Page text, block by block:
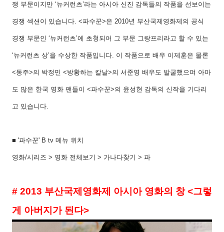
쟁 부문이지만 ‘뉴커런츠’라는 아시아 신진 감독들의 작품을 선보이는
경쟁 섹션이 있습니다. <파수꾼>은 2010년 부산국제영화제의 공식
경쟁 부문인 ‘뉴커런츠’에 초청되어 그 부문 그랑프리라고 할 수 있는
‘뉴커런츠 상’을 수상한 작품입니다. 이 작품으로 배우 이제훈은 물론
<동주>의 박정민 <방황하는 칼날>의 서준영 배우도 발굴했으며 아마
도 많은 한국 영화 팬들이 <파수꾼>의 윤성현 감독의 신작을 기다리
고 있습니다.
■ '파수꾼' B tv 메뉴 위치
영화/시리즈 > 영화 전체보기 > 가나다찾기 > 파
# 2013 부산국제영화제 아시아 영화의 창<그렇
게 아버지가 된다>